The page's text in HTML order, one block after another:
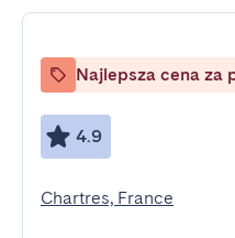
Najlepsza cena za
4.9
Chartres, France